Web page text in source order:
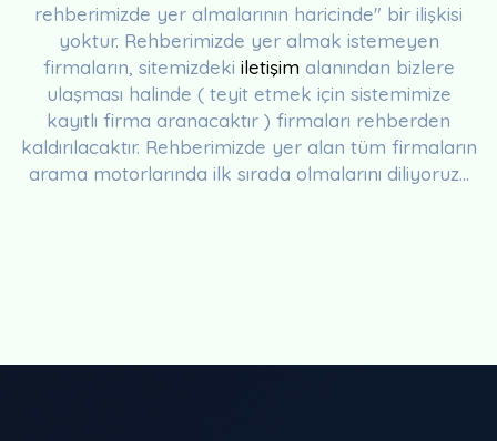
rehberimizde yer almalarının haricinde" bir ilişkisi
yoktur. Rehberimizde yer almak istemeyen
firmaların, sitemizdeki iletişim alanından bizlere
ulaşması halinde ( teyit etmek için sistemimize
kayıtlı firma aranacaktır ) firmaları rehberden
kaldırılacaktır. Rehberimizde yer alan tüm firmaların
arama motorlarında ilk sırada olmalarını diliyoruz...